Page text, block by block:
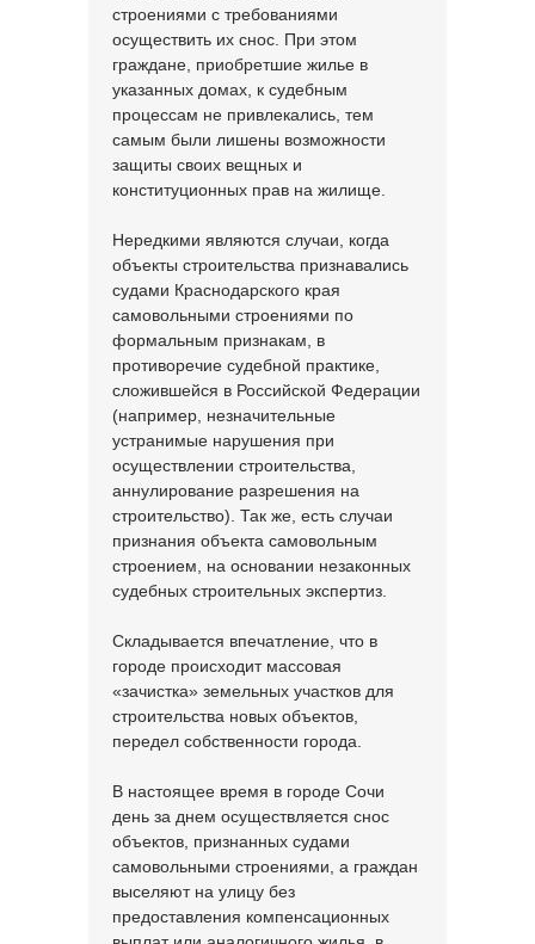
строениями с требованиями
осуществить их снос. При этом
граждане, приобретшие жилье в
указанных домах, к судебным
процессам не привлекались, тем
самым были лишены возможности
защиты своих вещных и
конституционных прав на жилище.
Нередкими являются случаи, когда
объекты строительства признавались
судами Краснодарского края
самовольными строениями по
формальным признакам, в
противоречие судебной практике,
сложившейся в Российской Федерации
(например, незначительные
устранимые нарушения при
осуществлении строительства,
аннулирование разрешения на
строительство). Так же, есть случаи
признания объекта самовольным
строением, на основании незаконных
судебных строительных экспертиз.
Складывается впечатление, что в
городе происходит массовая
«зачистка» земельных участков для
строительства новых объектов,
передел собственности города.
В настоящее время в городе Сочи
день за днем осуществляется снос
объектов, признанных судами
самовольными строениями, а граждан
выселяют на улицу без
предоставления компенсационных